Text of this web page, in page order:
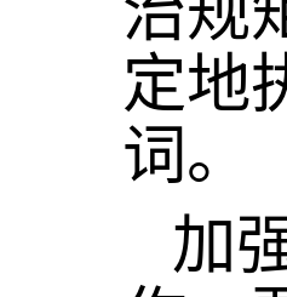
定地
词。
加